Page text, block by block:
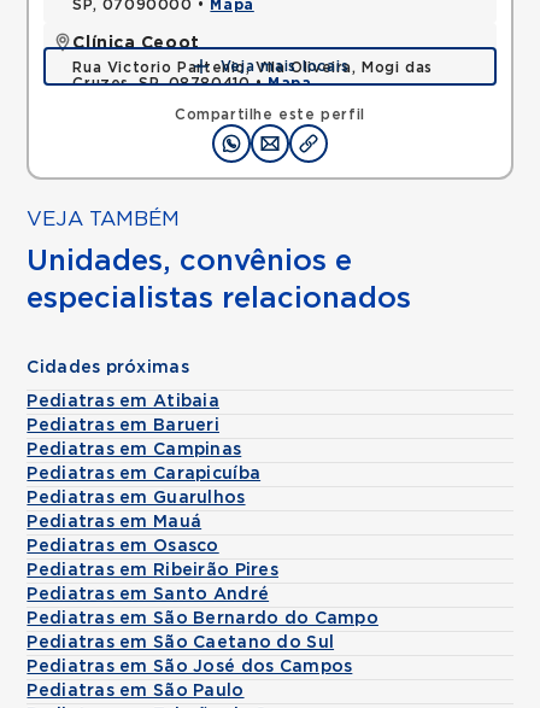
Compartilhe este perfil
SP, 07090000 •
Mapa
Clínica Ceoot
Rua Victorio Partenio, Vila Oliveira, Mogi das
Cruzes, SP, 08780410 •Mapa
Veja mais locais
VEJA TAMBÉM
Unidades, convênios e
especialistas relacionados
Cidades próximas
Pediatras em Atibaia
Pediatras em Barueri
Pediatras em Campinas
Pediatras em Carapicuíba
Pediatras em Guarulhos
Pediatras em Mauá
Pediatras em Osasco
Pediatras em Ribeirão Pires
Pediatras em Santo André
Pediatras em São Bernardo do Campo
Pediatras em São Caetano do Sul
Pediatras em São José dos Campos
Pediatras em São Paulo